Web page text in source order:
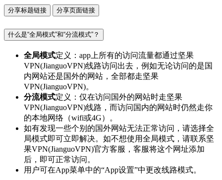
分享标题链接 分享页面链接
什么是“全局模式”和“分流模式”？
全局模式定义：app上所有的访问流量都通过坚果
VPN(JianguoVPN)线路访问出去，例如无论访问的是国
内网站还是国外的网站，全部都走坚果
VPN(JianguoVPN)。
分流模式定义：仅在访问国外的网站时走坚果
VPN(JianguoVPN)线路，而访问国内的网站时仍然走你
的本地网络（wifi或4G）。
如有发现一些个别的国外网站无法正常访问，请选择全
局模式即可立即解决。如不想使用全局模式，请联系坚
果VPN(JianguoVPN)官方客服，客服将这个网址添加
后，即可正常访问。
用户可在App菜单中的“App设置”中更改线路模式。